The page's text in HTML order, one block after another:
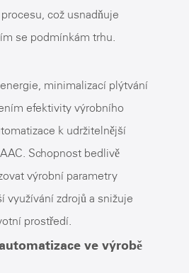
což usnadňuje
se podmínkám trhu.
minimalizací plýtvání
efektivity výrobního
k udržitelnější
Schopnost bedlivě
výrobní parametry
využívání zdrojů a snižuje
prostředí.
ve výrobě